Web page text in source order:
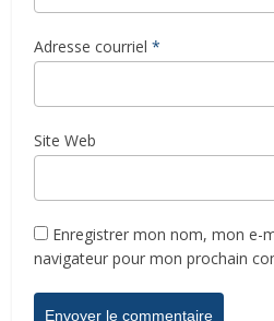
Adresse courriel *
Site Web
Enregistrer mon nom, mon e-
navigateur pour mon prochain